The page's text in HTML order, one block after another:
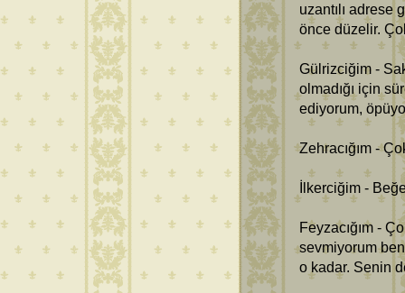
uzantılı adrese
önce düzelir.
Gülrizciğim -
olmadığı için
ediyorum,
Zehracığım -
İlkerciğim -
Feyzacığım -
sevmiyorum
o kadar. Senin